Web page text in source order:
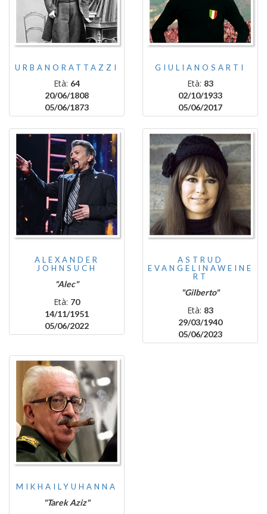
URBANORATTAZZI
Età: 64
20/06/1808
05/06/1873
GIULIANOSARTI
Età: 83
02/10/1933
05/06/2017
ALEXANDER
JOHNSUCH
"Alec"
Età: 70
14/11/1951
05/06/2022
ASTRUD
EVANGELINAWEINE
RT
"Gilberto"
Età: 83
29/03/1940
05/06/2023
MIKHAILYUHANNA
"Tarek Aziz"